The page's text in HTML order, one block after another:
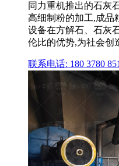
同力重机推出的石灰
高细制粉的加工,成品
设备在方解石、石灰
伦比的优势,为社会创
联系电话: 180 3780